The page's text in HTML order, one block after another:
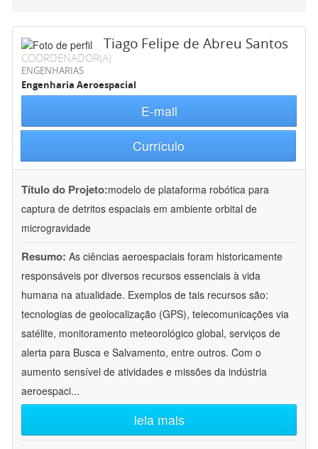
Tiago Felipe de Abreu Santos
COORDENADOR(A)
ENGENHARIAS
Engenharia Aeroespacial
E-mail
Currículo
Título do Projeto:modelo de plataforma robótica para
captura de detritos espaciais em ambiente orbital de
microgravidade
Resumo: As ciências aeroespaciais foram historicamente
responsáveis por diversos recursos essenciais à vida
humana na atualidade. Exemplos de tais recursos são:
tecnologias de geolocalização (GPS), telecomunicações via
satélite, monitoramento meteorológico global, serviços de
alerta para Busca e Salvamento, entre outros. Com o
aumento sensível de atividades e missões da indústria
aeroespaci...
leia mais